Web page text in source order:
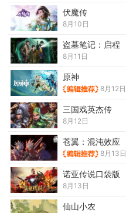
伏魔传
8月10日
盗墓笔记：启程
8月11日
原神
8月12日
三国戏英杰传
8月12日
苍翼：混沌效应
8月13日
诺亚传说口袋版
8月13日
仙山小农